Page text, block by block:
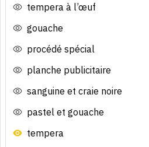
tempera à l’œuf
gouache
procédé spécial
planche publicitaire
sanguine et craie noire
pastel et gouache
tempera